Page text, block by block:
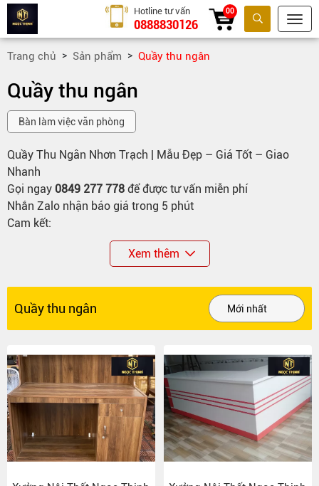
Tìm kiếm
Hotline tư vấn
0888830126
00
Trang chủ Sản phẩm Quầy thu ngân
Quầy thu ngân
Bàn làm việc văn phòng
Quầy Thu Ngân Nhơn Trạch | Mẫu Đẹp – Giá Tốt – Giao
Nhanh
Gọi ngay 0849 277 778 để được tư vấn miễn phí
Nhắn Zalo nhận báo giá trong 5 phút
Cam kết:
Giá tốt nhất khu vực
Giao nhanh – lắp đặt tận nơi
Xem thêm
Quầy thu ngân